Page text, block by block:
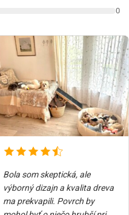
0
Bola som skeptická, ale
výborný dizajn a kvalita dreva
ma prekvapili. Povrch by